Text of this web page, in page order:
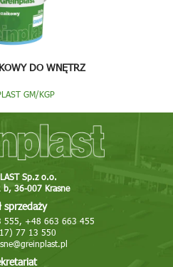
DO WNĘTRZ
GM/KGP
Sp.z o.o.
b, 36-007 Krasne
sprzedaży
+48 663 663 455
77 13 550